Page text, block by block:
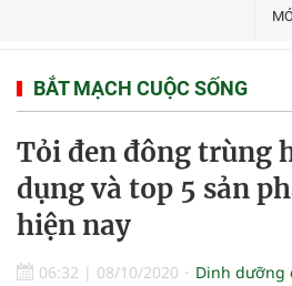
BẮT MẠCH CUỘC SỐNG
Tỏi đen đông trùng
dụng và top 5 sản
hiện nay
06:32 | 08/10/2020 Dinh dưỡng